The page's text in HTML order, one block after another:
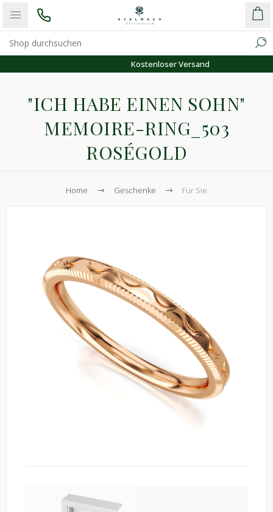
Kostenloser Versand
"ICH HABE EINEN SOHN"
MEMOIRE-RING_503
ROSÉGOLD
Home Geschenke Für Sie